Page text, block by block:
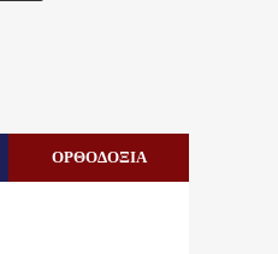
ΟΡΘΟΔΟΞΙΑ